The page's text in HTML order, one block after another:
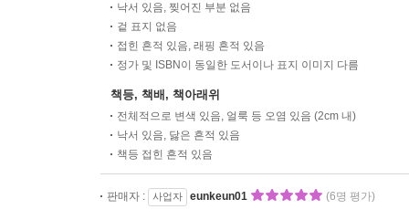
낙서 있음, 찢어진 부분 없음
겉 표지 없음
접힌 흔적 있음, 래핑 흔적 있음
정가 및 ISBN이 동일한 도서이나 표지 이미지 다름
책등, 책배, 책아래위
전체적으로 변색 있음, 얼룩 등 오염 있음 (2cm 내)
낙서 있음, 닳은 흔적 있음
책등 접힌 흔적 있음
판매자 : 사업자 eunkeun01 (6명 평가)